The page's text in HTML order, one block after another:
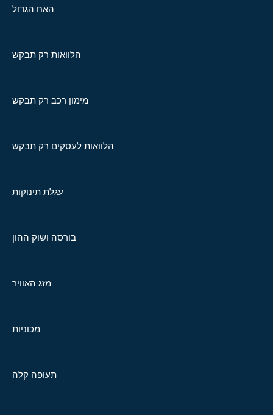
האח הגדול
הלוואות רק תבקש
מימון רכב רק תבקש
הלוואות לעסקים רק תבקש
עגלת תינוקות
בורסה ושוק ההון
מזג האוויר
מכוניות
תעופה קלה